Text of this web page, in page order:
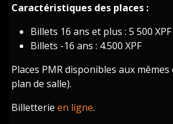
Caractéristiques des places :
Billets 16 ans et plus : 5 500 XPF
Billets -16 ans : 4.500 XPF
Places PMR disponibles aux
plan de salle).
Billetterieen ligne.